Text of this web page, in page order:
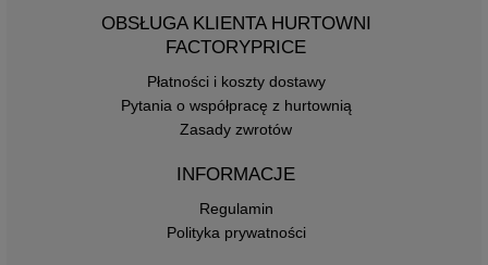
OBSŁUGA KLIENTA HURTOWNI
FACTORYPRICE
Płatności i koszty dostawy
Pytania o współpracę z hurtownią
Zasady zwrotów
INFORMACJE
Regulamin
Polityka prywatności